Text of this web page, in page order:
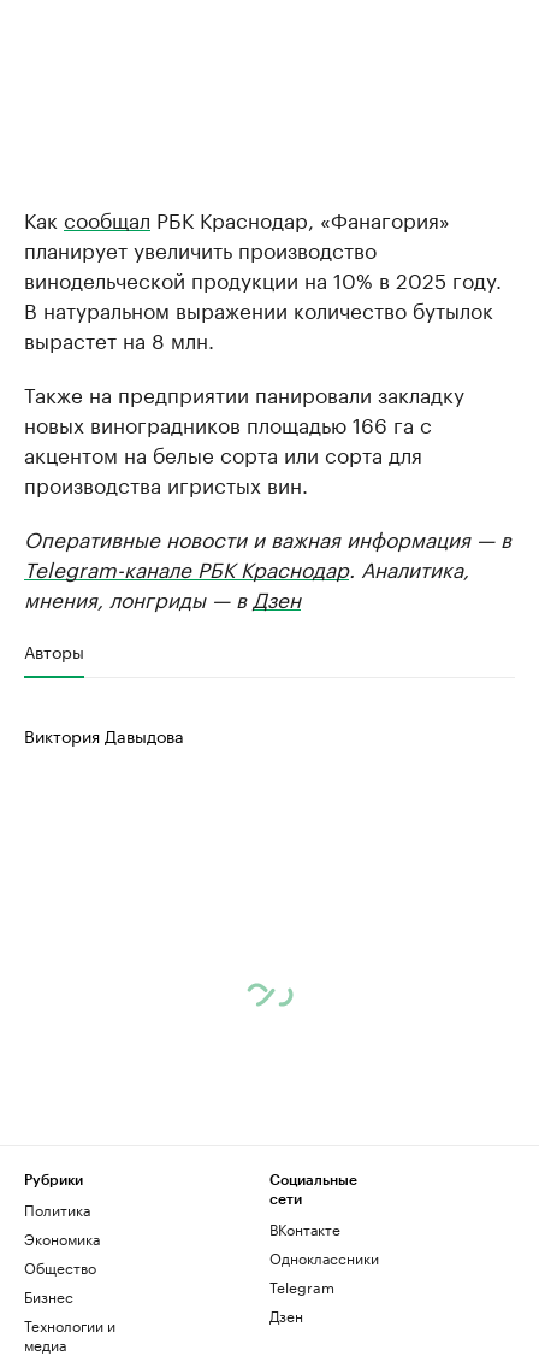
Как сообщал РБК Краснодар, «Фанагория»
планирует увеличить производство
винодельческой продукции на 10% в 2025 году.
В натуральном выражении количество бутылок
вырастет на 8 млн.
Также на предприятии панировали закладку
новых виноградников площадью 166 га с
акцентом на белые сорта или сорта для
производства игристых вин.
Оперативные новости и важная информация — в
Telegram-канале РБК Краснодар. Аналитика,
мнения, лонгриды — в Дзен
Авторы
Виктория Давыдова
Рубрики
Политика
Экономика
Общество
Бизнес
Технологии и
медиа
Социальные
сети
ВКонтакте
Одноклассники
Telegram
Дзен